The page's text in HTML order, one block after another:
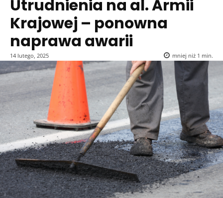
Utrudnienia na al. Armii
Krajowej – ponowna
naprawa awarii
14 lutego, 2025 mniej niż 1 min.